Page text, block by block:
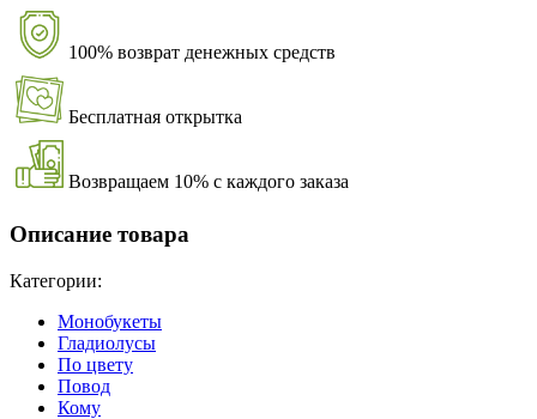
100% возврат денежных средств
Бесплатная открытка
Возвращаем 10% с каждого заказа
Описание товара
Категории:
Монобукеты
Гладиолусы
По цвету
Повод
Кому